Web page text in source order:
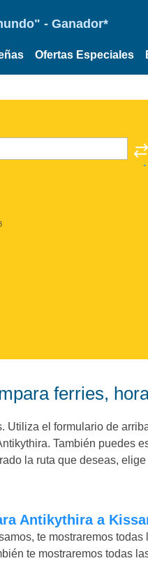
- Ganador*
Ofertas Especiales
ferries,
Utiliza el formulario de
También puedes
la ruta que deseas,
Antikythira a
te mostraremos todas
te mostraremos todas